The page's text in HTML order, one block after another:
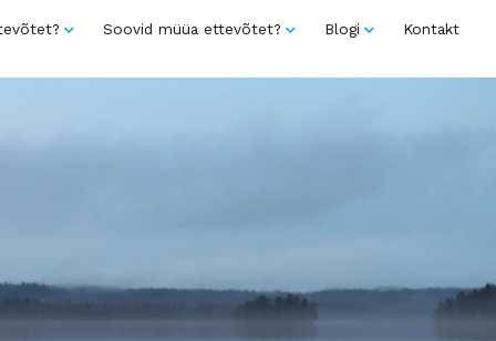
Soovid müüa ettevõtet? Blogi Kontakt